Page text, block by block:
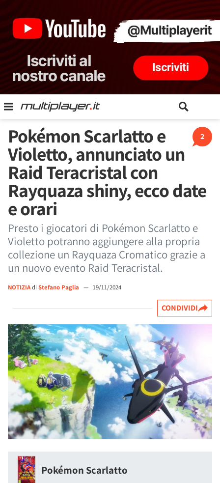
2
Pokémon Scarlatto e
Violetto, annunciato un
Raid Teracristal con
Rayquaza shiny, ecco date
e orari
Presto i giocatori di Pokémon Scarlatto e
Violetto potranno aggiungere alla propria
collezione un Rayquaza Cromatico grazie a
un nuovo evento Raid Teracristal.
NOTIZIAdi Stefano Paglia — 19/11/2024
CONDIVIDI
Pokémon Scarlatto